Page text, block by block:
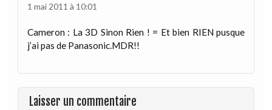
1 mai 2011 à 10:01
Cameron : La 3D Sinon Rien ! = Et bien RIEN pusque
j’ai pas de Panasonic.MDR!!
Laisser un commentaire